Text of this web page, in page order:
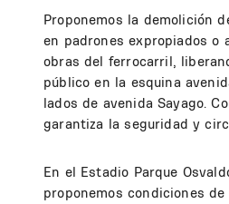
Proponemos la demolición
en padrones expropiados o
obras del ferrocarril,
público en la esquina
lados de avenida Sayago.
garantiza la seguridad y
En el Estadio Parque
proponemos condiciones